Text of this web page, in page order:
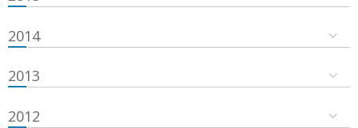
2014
2013
2012